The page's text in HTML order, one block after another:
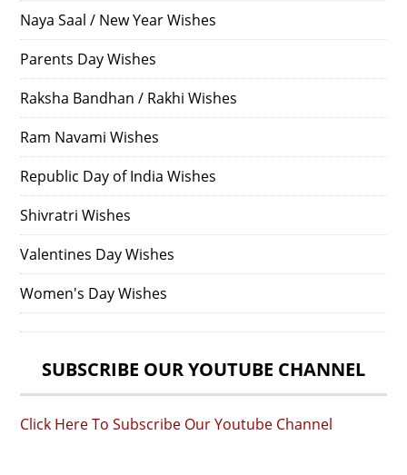
Naya Saal / New Year Wishes
Parents Day Wishes
Raksha Bandhan / Rakhi Wishes
Ram Navami Wishes
Republic Day of India Wishes
Shivratri Wishes
Valentines Day Wishes
Women's Day Wishes
SUBSCRIBE OUR YOUTUBE CHANNEL
Click Here To Subscribe Our Youtube Channel